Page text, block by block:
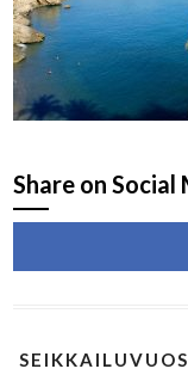
Share on Social